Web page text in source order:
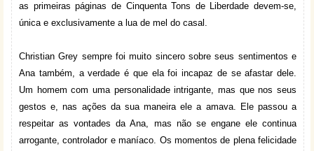
as primeiras páginas de Cinquenta Tons de Liberdade devem-se,
única e exclusivamente a lua de mel do casal.
Christian Grey sempre foi muito sincero sobre seus sentimentos e
Ana também, a verdade é que ela foi incapaz de se afastar dele.
Um homem com uma personalidade intrigante, mas que nos seus
gestos e, nas ações da sua maneira ele a amava. Ele passou a
respeitar as vontades da Ana, mas não se engane ele continua
arrogante, controlador e maníaco. Os momentos de plena felicidade